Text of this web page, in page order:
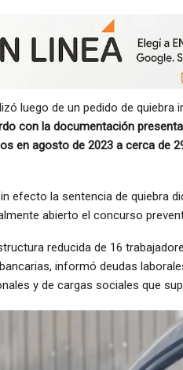
luego de un pedido de quiebra
con la documentación
en agosto de 2023 a cerca de
efecto la sentencia de quiebra
abierto el concurso
reducida de 16
informó deudas
y de cargas sociales que